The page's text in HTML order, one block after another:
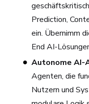
Prediction,
ein. Übernimm
End AI-
Autonome AI-
Agenten, die
Nutzern und